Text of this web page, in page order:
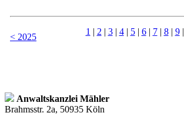
< 2025
1 | 2 | 3| 4| 5| 6| 7| 8| 9|
Anwaltskanzlei Mähler
Brahmsstr. 2a, 50935 Köln